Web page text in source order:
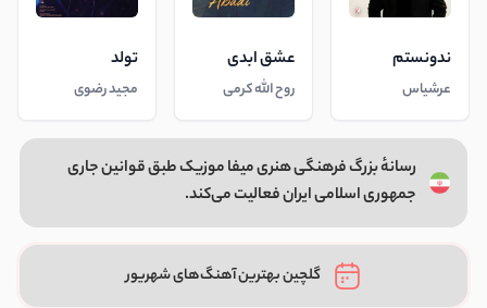
ندونستم
عرشیاس
عشق ابدی
روح الله کرمی
تولد
مجید رضوی
رسانهٔ بزرگ فرهنگی هنری میفا موزیک طبق قوانین جاری
جمهوری اسلامی ایران فعالیت می‌کند.
گلچین بهترین آهنگ‌های شهریور